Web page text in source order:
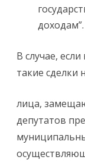
доходам”.
В случае,
такие сделки
лица,
депутатов